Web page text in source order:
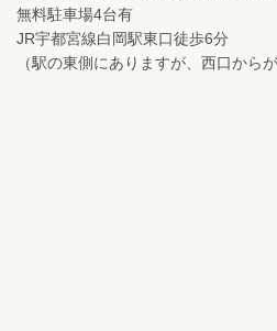
無料駐車場4台有
JR宇都宮線白岡駅東口徒歩6分
（駅の東側にありますが、西口から